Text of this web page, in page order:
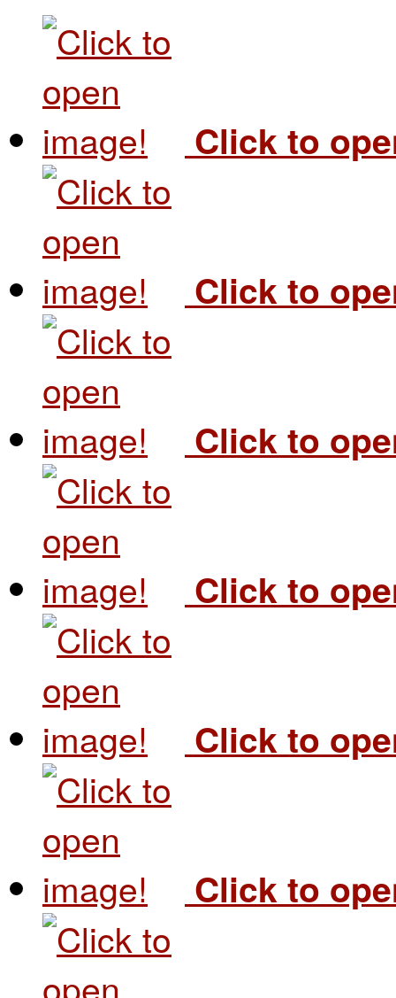
Click to
Click to
Click to
Click to
Click to
Click to